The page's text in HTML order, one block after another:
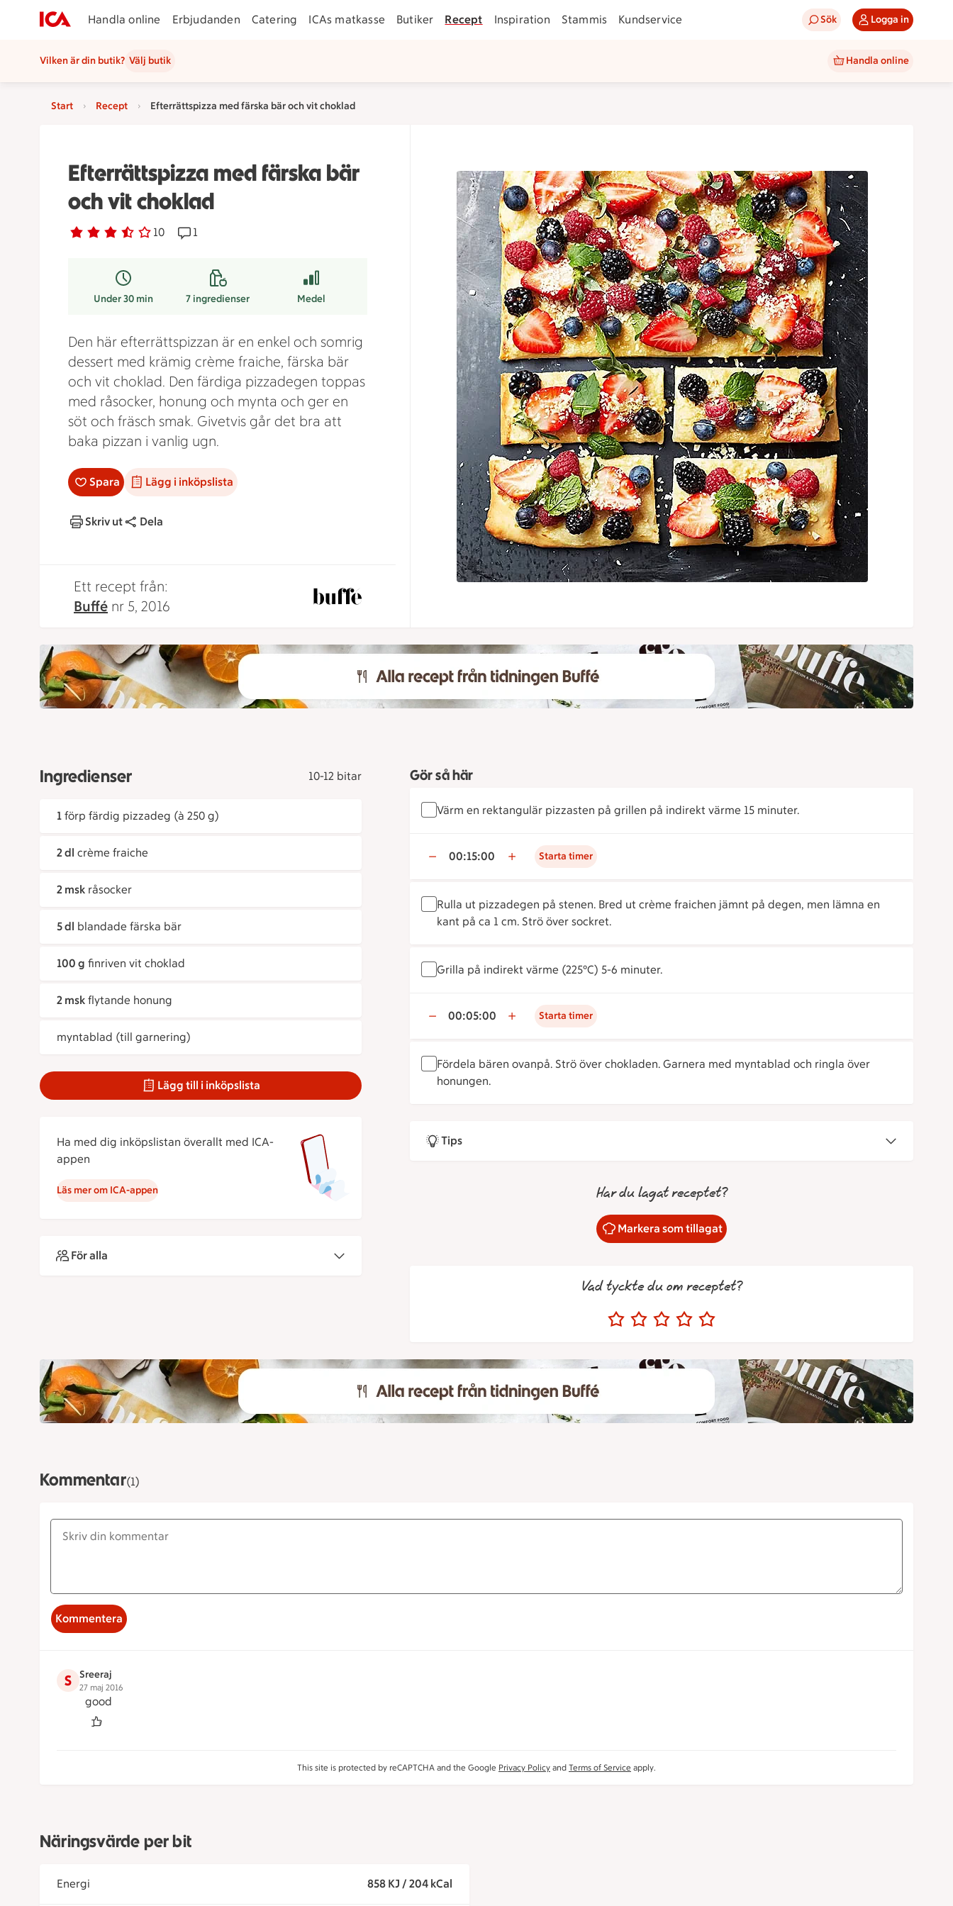
Handla online Erbjudanden Catering ICAs matkasse Butiker Recept Inspiration Stammis Kundservice Sök Logga in
Vilken är din butik? Välj butik Handla online
Start Recept Efterrättspizza med färska bär och vit choklad
Efterrättspizza med färska bär
och vit choklad
Betyg 3.1 av 5. 10
10 personer har röstatReceptet har 1 kommentarer
1
Under 30 min 7ingredienser Medel
Den här efterrättspizzan är en enkel och somrig
dessert med krämig crème fraiche, färska bär
och vit choklad. Den färdiga pizzadegen toppas
med råsocker, honung och mynta och ger en
söt och fräsch smak. Givetvis går det bra att
baka pizzan i vanlig ugn.
Spara Lägg i inköpslista
Skriv ut Dela
Ett recept från:
Buffé nr 5, 2016
Ingredienser 10-12 bitar
1 förp färdig pizzadeg (à 250 g)
2 dl crème fraiche
2 msk råsocker
5 dl blandade färska bär
100 g finriven vit choklad
2 msk flytande honung
myntablad (till garnering)
Lägg till i inköpslista
Ha med dig inköpslistan överallt med ICA-
appen
Läs mer om ICA-appen
För alla
Gör så här
Värm en rektangulär pizzasten på grillen på indirekt värme 15 minuter.
00:15:00 Starta timer
Rulla ut pizzadegen på stenen. Bred ut crème fraichen jämnt på degen, men lämna en
kant på ca 1 cm. Strö över sockret.
Grilla på indirekt värme (225°C) 5-6 minuter.
00:05:00 Starta timer
Fördela bären ovanpå. Strö över chokladen. Garnera med myntablad och ringla över
honungen.
Tips
Har du lagat receptet?
Markera som tillagat
Vad tyckte du om receptet?
Kommentar(1)
Kommentera
S Sreeraj
27 maj 2016
good
This site is protected by reCAPTCHA and the Google Privacy Policy and Terms of Service apply.
Näringsvärde per bit
Energi 858 KJ / 204 kCal